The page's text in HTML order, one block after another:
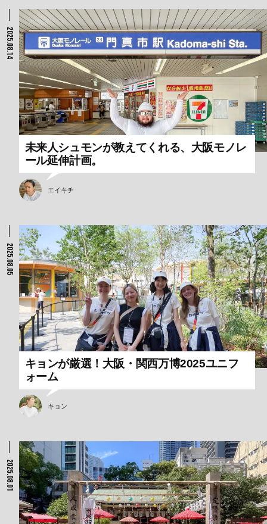
2025.08.14
未来人シュモンが教えてくれる、大阪モノレ
ール延伸計画。
エイキチ
2025.08.05
キョンが厳選！大阪・関西万博2025ユニフ
ォーム
キョン
2025.08.01